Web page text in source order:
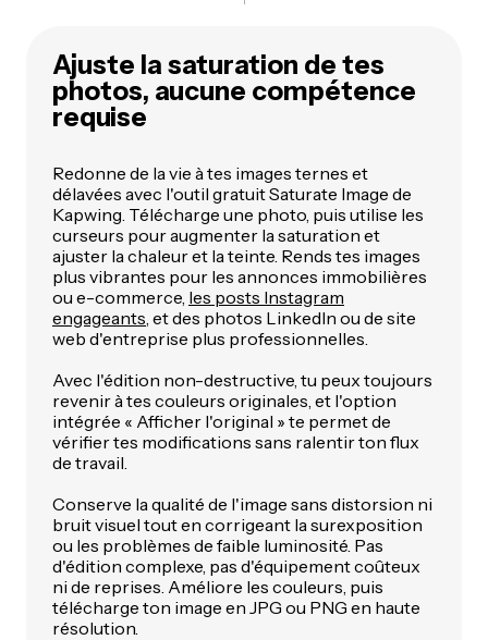
Ajuste la saturation de tes
photos, aucune compétence
requise
Redonne de la vie à tes images ternes et
délavées avec l'outil gratuit Saturate Image de
Kapwing. Télécharge une photo, puis utilise les
curseurs pour augmenter la saturation et
ajuster la chaleur et la teinte. Rends tes images
plus vibrantes pour les annonces immobilières
ou e-commerce, les posts Instagram
engageants , et des photos LinkedIn ou de site
web d'entreprise plus professionnelles.
Avec l'édition non-destructive, tu peux toujours
revenir à tes couleurs originales, et l'option
intégrée « Afficher l'original » te permet de
vérifier tes modifications sans ralentir ton flux
de travail.
Conserve la qualité de l'image sans distorsion ni
bruit visuel tout en corrigeant la surexposition
ou les problèmes de faible luminosité. Pas
d'édition complexe, pas d'équipement coûteux
ni de reprises. Améliore les couleurs, puis
télécharge ton image en JPG ou PNG en haute
résolution.